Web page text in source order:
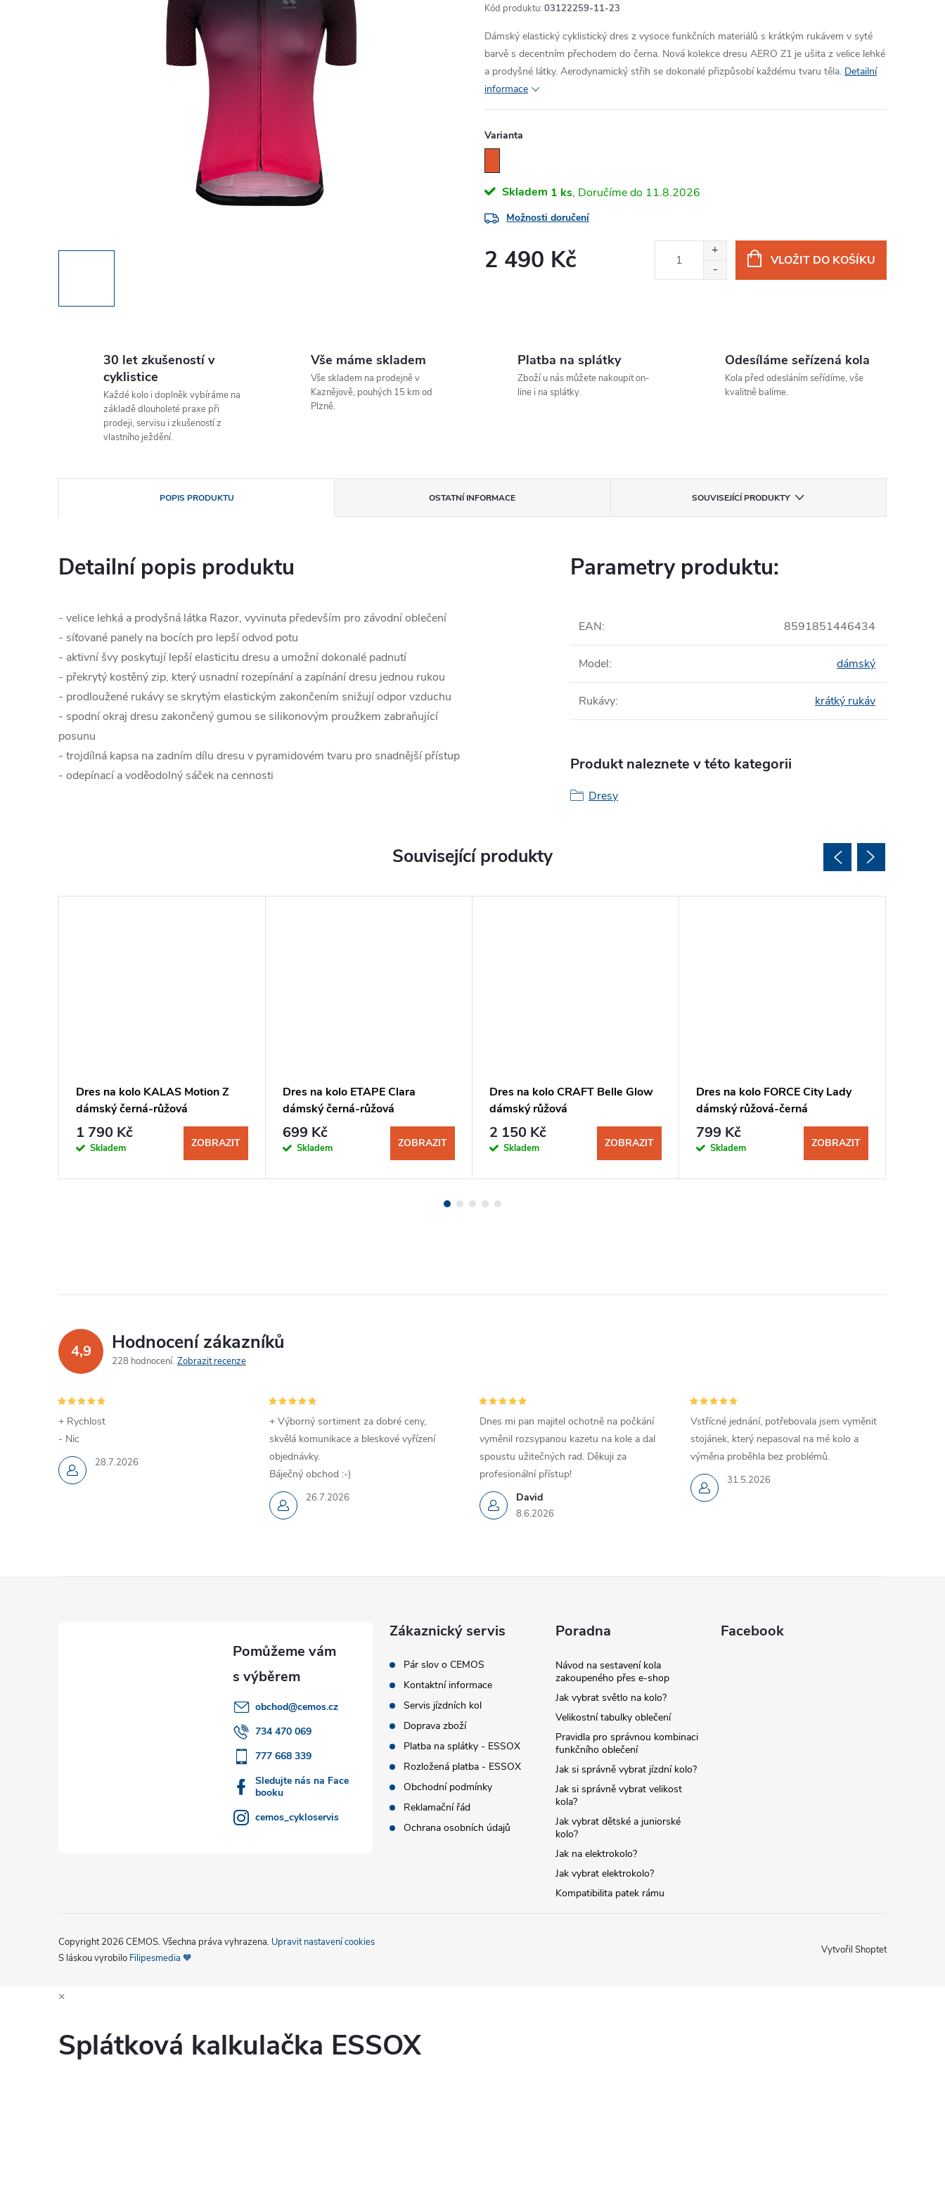
Kód produktu: 03122259-11-23
Dámský elastický cyklistický dres z vysoce funkčních materiálů s krátkým rukávem v syté
barvě s decentním přechodem do černa. Nová kolekce dresu AERO Z1 je ušita z velice lehké
a prodyšné látky. Aerodynamický střih se dokonalé přizpůsobí každému tvaru těla. Detailní
informace
Varianta
Skladem 1 ks 11.8.2026
Možnosti doručení
2 490 Kč VLOŽIT DO KOŠÍKU
30 let zkušeností v
cyklistice
Každé kolo i doplněk vybíráme na
základě dlouholeté praxe při
prodeji, servisu i zkušeností z
vlastního ježdění.
Vše máme skladem
Vše skladem na prodejně v
Kaznějově, pouhých 15 km od
Plzně.
Platba na splátky
Zboží u nás můžete nakoupit on-
line i na splátky.
Odesíláme seřízená kola
Kola před odesláním seřídíme, vše
kvalitně balíme.
POPIS PRODUKTU OSTATNÍ INFORMACE SOUVISEJÍCÍ PRODUKTY
Detailní popis produktu
- velice lehká a prodyšná látka Razor, vyvinuta především pro závodní oblečení
- síťované panely na bocích pro lepší odvod potu
- aktivní švy poskytují lepší elasticitu dresu a umožní dokonalé padnutí
- překrytý kostěný zip, který usnadní rozepínání a zapínání dresu jednou rukou
- prodloužené rukávy se skrytým elastickým zakončením snižují odpor vzduchu
- spodní okraj dresu zakončený gumou se silikonovým proužkem zabraňující
posunu
- trojdílná kapsa na zadním dílu dresu v pyramidovém tvaru pro snadnější přístup
- odepínací a voděodolný sáček na cennosti
Parametry produktu:
EAN: 8591851446434
Model: dámský
Rukávy: krátký rukáv
Produkt naleznete v této kategorii
Dresy
Související produkty
Dres na kolo KALAS Motion Z
dámský černá-růžová
1 790 Kč
Skladem ZOBRAZIT
Dres na kolo ETAPE Clara
dámský černá-růžová
699 Kč
Skladem ZOBRAZIT
Dres na kolo CRAFT Belle Glow
dámský růžová
2 150 Kč
Skladem ZOBRAZIT
Dres na kolo FORCE City Lady
dámský růžová-černá
799 Kč
Skladem ZOBRAZIT
4,9 Hodnocení zákazníků
228 hodnocení Zobrazit recenze
28.7.2026
+ Rychlost
- Nic
26.7.2026
+ Výborný sortiment za dobré ceny,
skvělá komunikace a bleskové vyřízení
objednávky.
Báječný obchod :-)
David
8.6.2026
Dnes mi pan majitel ochotně na počkání
vyměnil rozsypanou kazetu na kole a dal
spoustu užitečných rad. Děkuji za
profesionální přístup!
31.5.2026
Vstřícné jednání, potřebovala jsem vyměnit
stojánek, který nepasoval na mé kolo a
výměna proběhla bez problémů.
obchod@cemos.cz
734 470 069
777 668 339
Sledujte nás na Face
booku
cemos_cykloservis
Zákaznický servis
Pár slov o CEMOS
Kontaktní informace
Servis jízdních kol
Doprava zboží
Platba na splátky - ESSOX
Rozložená platba - ESSOX
Obchodní podmínky
Reklamační řád
Ochrana osobních údajů
Poradna
Návod na sestavení kola
zakoupeného přes e-shop
Jak vybrat světlo na kolo?
Velikostní tabulky oblečení
Pravidla pro správnou kombinaci
funkčního oblečení
Jak si správně vybrat jízdní kolo?
Jak si správně vybrat velikost
kola?
Jak vybrat dětské a juniorské
kolo?
Jak na elektrokolo?
Jak vybrat elektrokolo?
Kompatibilita patek rámu
Facebook
Vytvořil Shoptet
Copyright 2026 CEMOS. Všechna práva vyhrazena. Upravit nastavení cookies
S láskou vyrobilo Filipesmedia 🧡
×
Splátková kalkulačka ESSOX